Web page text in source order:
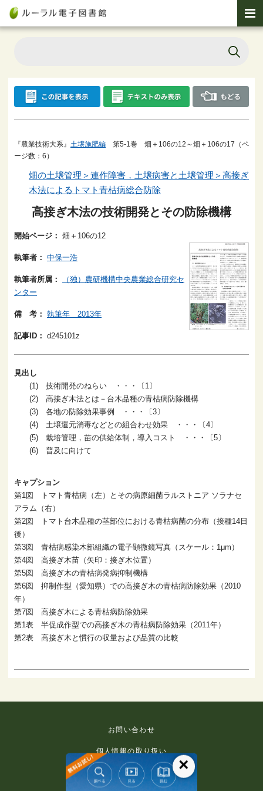
『農業技術大系』 土壌施肥編 第5-1巻 畑＋106の12～畑＋106の17（ペ
ージ数：6）
畑の土壌管理＞連作障害，土壌病害と土壌管理＞高接ぎ
木法によるトマト青枯病総合防除
高接ぎ木法の技術開発とその防除機構
開始ページ： 畑＋106の12
執筆者： 中保一浩
執筆者所属：
（独）農研機構中央農業総合研究セ
ンター
備 考： 執筆年 2013年
記事ID： d245101z
見出し
(1) 技術開発のねらい ・・・〔1〕
(2) 高接ぎ木法とは－台木品種の青枯病防除機構
(3) 各地の防除効果事例 ・・・〔3〕
(4) 土壌還元消毒などとの組合わせ効果 ・・・〔4〕
(5) 栽培管理，苗の供給体制，導入コスト ・・・〔5〕
(6) 普及に向けて
キャプション
第1図 トマト青枯病（左）とその病原細菌ラルストニア ソラナセ
アラム（右）
第2図 トマト台木品種の茎部位における青枯病菌の分布（接種14日
後）
第3図 青枯病感染木部組織の電子顕微鏡写真（スケール：1μm）
第4図 高接ぎ木苗（矢印：接ぎ木位置）
第5図 高接ぎ木の青枯病発病抑制機構
第6図 抑制作型（愛知県）での高接ぎ木の青枯病防除効果（2010
年）
第7図 高接ぎ木による青枯病防除効果
第1表 半促成作型での高接ぎ木の青枯病防除効果（2011年）
第2表 高接ぎ木と慣行の収量および品質の比較
お問い合わせ
個人情報の取り扱い
免責事項 ×